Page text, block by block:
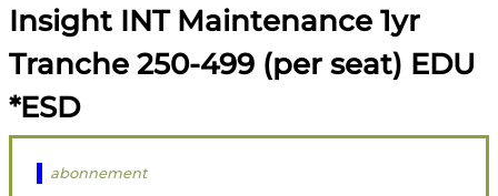
Insight INT Maintenance 1yr
Tranche 250-499 (per seat) EDU
*ESD
abonnement